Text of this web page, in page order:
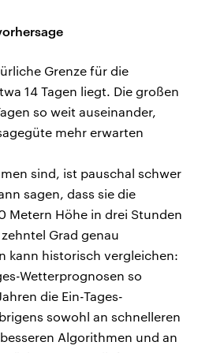
Grenze für die
14 Tagen liegt. Die großen
so weit auseinander,
mehr erwarten
sind, ist pauschal schwer
sagen, dass sie die
Metern Höhe in drei Stunden
Grad genau
kann historisch vergleichen:
Wetterprognosen so
die Ein-Tages-
sowohl an schnelleren
Algorithmen und an